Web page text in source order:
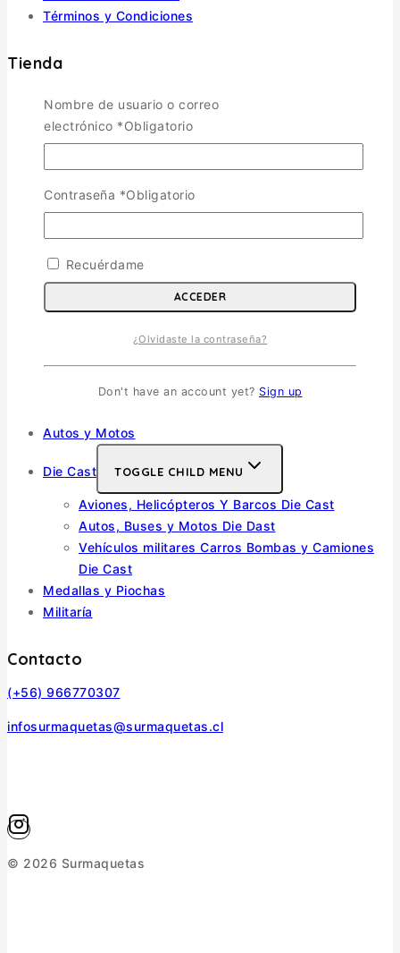
Términos y Condiciones
Tienda
Aviones TOGGLE CHILD MENU
Escala 1/72
Escala 1/48
Escala 1/144
Escala 1/32
TOGGLE CHILD MENU
Escala 1/72
Otras
Soldados
Autos y Motos
Die Cast TOGGLE CHILD MENU
Aviones, Helicópteros Y Barcos Die Cast
Autos, Buses y Motos Die Dast
Vehículos militares Carros Bombas y Camiones
Die Cast
Medallas y Piochas
Militaría
Contacto
(+56) 966770307
infosurmaquetas@surmaquetas.cl
© 2026 Surmaquetas
Nombre de usuario o correo
electrónico *Obligatorio
Contraseña *Obligatorio
Recuérdame
ACCEDER
¿Olvidaste la contraseña?
Don't have an account yet? Sign up